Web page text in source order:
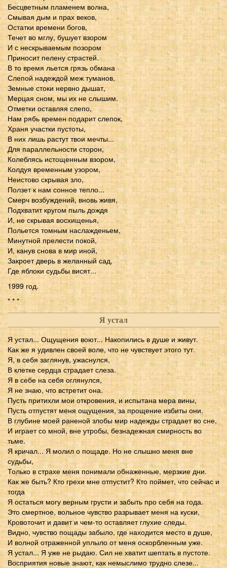
Бесцветным пламенем волна,
Смывая дым и прах веков,
Остатки времени богов,
Течет во мглу, бушует взором
И с нескрываемым позором
Приносит пелену страстей.
В то время льется грязь обмана
Слепой надеждой меж туманов,
Земные стоки нервно дышат,
Мерцая сном, мы их не слышим.
Отметки оставляя слепо,
Нам рябь времен подарит слепок,
Храня участки пустоты,
В них лишь растут твои мечты...
Для параллельности сторон,
Колеблясь истощенным взором,
Колдуя временным узором,
Неистово скрывая зло,
Ползет к нам сонное тепло...
Смерч возбуждений, вновь живя,
Подхватит кругом пыль дождя
И, не скрывая восхищенья,
Польется томным наслажденьем,
Минутной прелести покой,
И, канув снова в мир иной,
Закроет дверь в желанный сад,
Где яблоки судьбы висят...
1999 год.
* * *
Я устал
Я устал... Ощущения воют... Накопились в душе и живут.
Как же я удивлен своей воле, что не чувствует этого тут.
Я, в себя заглянув, ужаснулся,
В клетке сердца страдает слеза.
Я в себе на себя оглянулся,
Я не знаю, что встретит она.
Пусть притихли мои откровения, и испытана мера вины,
Пусть отпустят меня ощущения, за прощение избиты они.
В глубине моей раненой злобы мир надежды страдает во сне,
И играет со мной, вне утробы, безнадежная смирность во
тьме.
Я кричал... Я молил о пощаде. Но не слышно меня вне
судьбы,
Только в страхе меня понимали обнаженные, мерзкие дни.
Как же быть? Кто грехи мне отпустит? Кто поймет, что сейчас и
тогда
Я остаться могу верным грусти и забыть про себя на года.
Это смертное, вольное чувство разрывает меня на куски,
Кровоточит и давит и чем-то оставляет глухие следы.
Видно, чувство пощады забыло, где находится место в душе,
И волной отраженной уплыло от меня оскорбленным уже.
Я устал... Я уже не рыдаю. Сил не хватит шептать в пустоте.
Восприятия новые знают, как немыслимо трудно слезе...